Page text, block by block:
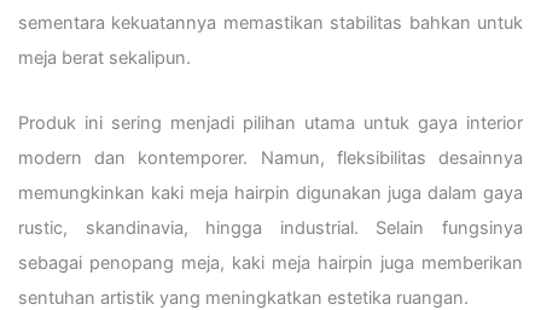
sementara kekuatannya memastikan stabilitas bahkan untuk
meja berat sekalipun.
Produk ini sering menjadi pilihan utama untuk gaya interior
modern dan kontemporer. Namun, fleksibilitas desainnya
memungkinkan kaki meja hairpin digunakan juga dalam gaya
rustic, skandinavia, hingga industrial. Selain fungsinya
sebagai penopang meja, kaki meja hairpin juga memberikan
sentuhan artistik yang meningkatkan estetika ruangan.